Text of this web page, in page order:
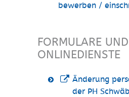
bewerben /
FORMULARE UND
ONLINEDIENSTE
Änderung
der PH